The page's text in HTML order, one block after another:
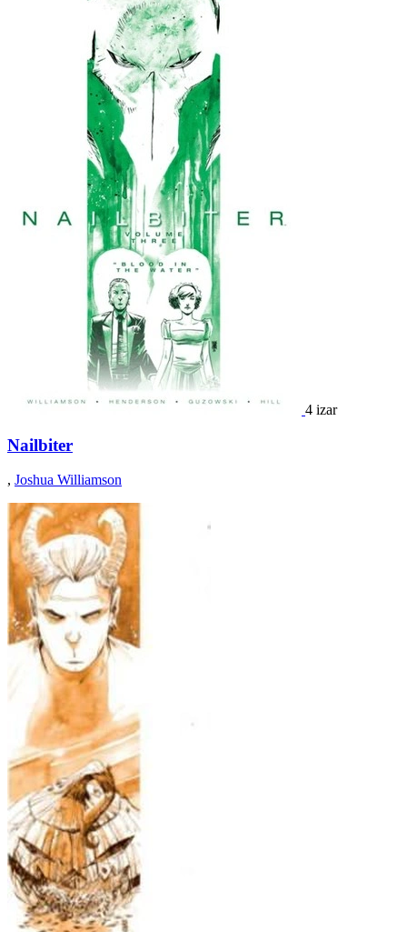
4 izar
Nailbiter
, Joshua Williamson